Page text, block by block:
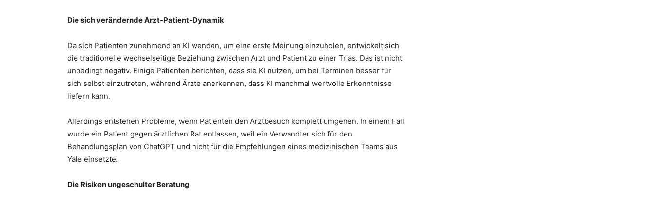
Die sich verändernde Arzt-Patient-Dynamik
Da sich Patienten zunehmend an KI wenden, um eine erste Meinung einzuholen, entwickelt sich
die traditionelle wechselseitige Beziehung zwischen Arzt und Patient zu einer Trias. Das ist nicht
unbedingt negativ. Einige Patienten berichten, dass sie KI nutzen, um bei Terminen besser für
sich selbst einzutreten, während Ärzte anerkennen, dass KI manchmal wertvolle Erkenntnisse
liefern kann.
Allerdings entstehen Probleme, wenn Patienten den Arztbesuch komplett umgehen. In einem Fall
wurde ein Patient gegen ärztlichen Rat entlassen, weil ein Verwandter sich für den
Behandlungsplan von ChatGPT und nicht für die Empfehlungen eines medizinischen Teams aus
Yale einsetzte.
Die Risiken ungeschulter Beratung